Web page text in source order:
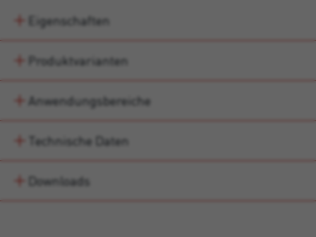
Eigenschaften
Produktvarianten
Anwendungsbereiche
Technische Daten
Downloads